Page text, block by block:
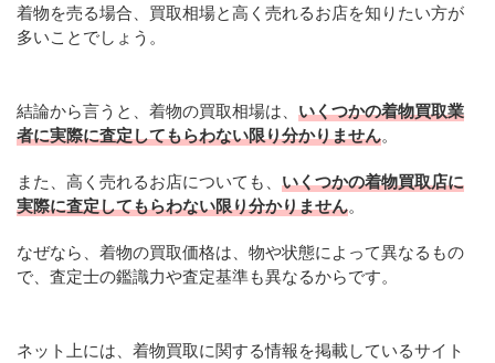
着物を売る場合、買取相場と高く売れるお店を知りたい方が
多いことでしょう。
結論から言うと、着物の買取相場は、 いくつかの着物買取業
者に実際に査定してもらわない限り分かりません。
また、高く売れるお店についても、 いくつかの着物買取店に
実際に査定してもらわない限り分かりません。
なぜなら、着物の買取価格は、物や状態によって異なるもの
で、査定士の鑑識力や査定基準も異なるからです。
ネット上には、着物買取に関する情報を掲載しているサイト